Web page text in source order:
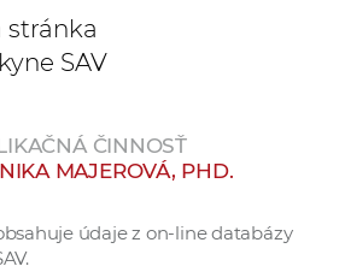
p
stránka
SAV
ČINNOSŤ
MAJEROVÁ, PHD.
údaje z on-line databázy